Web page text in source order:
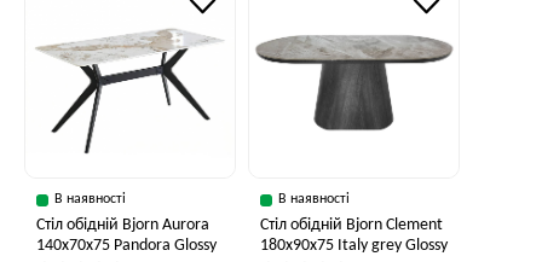
В наявності
Стіл обідній Bjorn Aurora
140x70x75 Pandora Glossy
В наявності
Стіл обідній Bjorn Clement
180х90х75 Italy grey Glossy